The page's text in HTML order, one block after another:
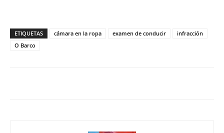
ETIQUETAS cámara en la ropa examen de conducir
infracción
O Barco